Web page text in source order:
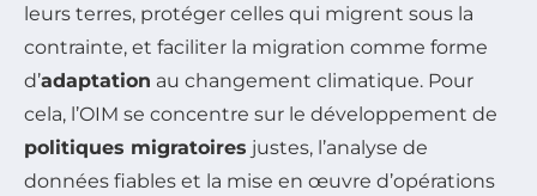
leurs terres, protéger celles qui migrent sous la
contrainte, et faciliter la migration comme forme
d’adaptation au changement climatique. Pour
cela, l’OIM se concentre sur le développement de
politiques migratoires justes, l’analyse de
données fiables et la mise en œuvre d’opérations